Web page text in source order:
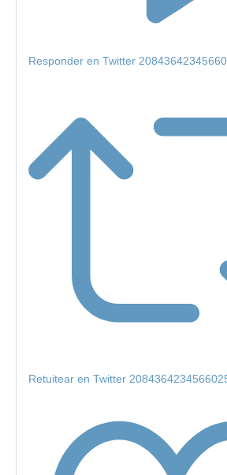
Responder en Twitter
Retuitear en Twitter